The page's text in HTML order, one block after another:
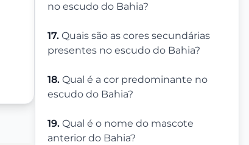
no escudo do Bahia?
17. Quais são as cores secundárias
presentes no escudo do Bahia?
18. Qual é a cor predominante no
escudo do Bahia?
19. Qual é o nome do mascote
anterior do Bahia?